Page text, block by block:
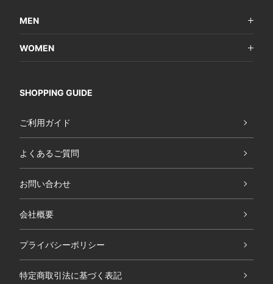
MEN
WOMEN
SHOPPING GUIDE
ご利用ガイド
よくあるご質問
お問い合わせ
会社概要
プライバシーポリシー
特定商取引法に基づく表記